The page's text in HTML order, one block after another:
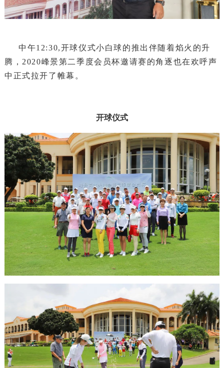
中午12:30,开球仪式小白球的推出伴随着焰火的升
腾，2020峰景第二季度会员杯邀请赛的角逐也在欢呼声
中正式拉开了帷幕。
开球仪式